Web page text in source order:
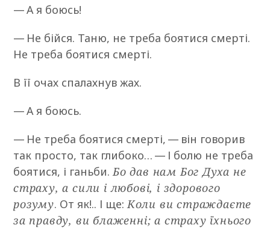
— А я боюсь!
— Не бійся. Таню, не треба боятися смерті.
Не треба боятися смерті.
В її очах спалахнув жах.
— А я боюсь.
— Не треба боятися смерті, — він говорив
так просто, так глибоко… — І болю не треба
боятися, і ганьби. Бо дав нам Бог Духа не
страху, а сили і любові, і здорового
розуму. От як!.. І ще: Коли ви страждаєте
за правду, ви блаженні; а страху їхнього